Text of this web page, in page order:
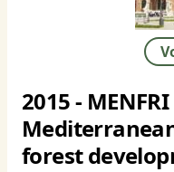
2015 -
forest